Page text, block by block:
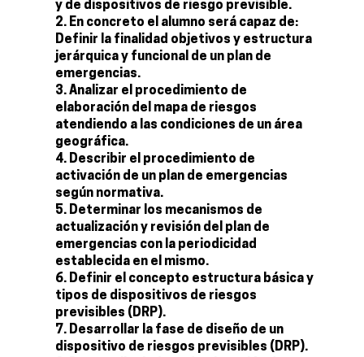
y de dispositivos de riesgo previsible.
En concreto el alumno será capaz de:
Definir la finalidad objetivos y estructura
jerárquica y funcional de un plan de
emergencias.
Analizar el procedimiento de
elaboración del mapa de riesgos
atendiendo a las condiciones de un área
geográfica.
Describir el procedimiento de
activación de un plan de emergencias
según normativa.
Determinar los mecanismos de
actualización y revisión del plan de
emergencias con la periodicidad
establecida en el mismo.
Definir el concepto estructura básica y
tipos de dispositivos de riesgos
previsibles (DRP).
Desarrollar la fase de diseño de un
dispositivo de riesgos previsibles (DRP).